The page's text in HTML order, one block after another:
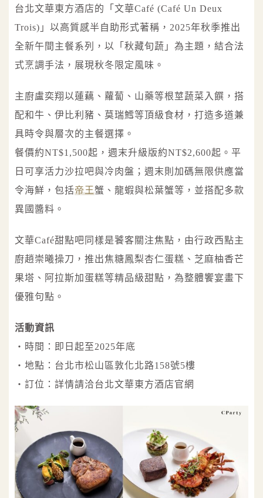
台北文華東方酒店的「文華Café (Café Un Deux
Trois)」以高質感半自助形式著稱，2025年秋季推出
全新午間主餐系列，以「秋藏旬蔬」為主題，結合法
式烹調手法，展現秋冬限定風味。
主廚盧奕翔以蓮藕、蘿蔔、山藥等根莖蔬菜入饌，搭
配和牛、伊比利豬、莫瑞鱈等頂級食材，打造多道兼
具時令與層次的主餐選擇。
餐價約NT$1,500起，週末升級版約NT$2,600起。平
日可享活力沙拉吧與冷肉盤；週末則加碼無限供應當
令海鮮，包括帝王蟹、龍蝦與松葉蟹等，並搭配多款
異國醬料。
文華Café甜點吧同樣是饕客關注焦點，由行政西點主
廚趙崇曦操刀，推出焦糖鳳梨杏仁蛋糕、芝麻柚香芒
果塔、阿拉斯加蛋糕等精品級甜點，為整體饗宴畫下
優雅句點。
活動資訊
・時間：即日起至2025年底
・地點：台北市松山區敦化北路158號5樓
・訂位：詳情請洽台北文華東方酒店官網